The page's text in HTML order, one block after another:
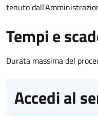
tenuto
Tempi e
Durata massima del
Accedi al